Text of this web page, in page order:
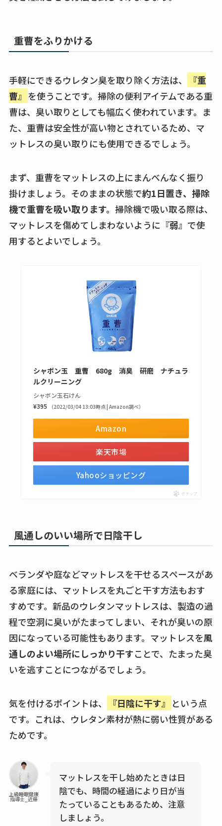
重曹をふりかける
手軽にできるウレタン臭を取り除く方法は、
『重
曹』 を使うことです。掃除の便利アイテムである重
曹は、臭い取りとしても幅広く使われています。ま
た、重曹は安全性が高い物とされているため、マ
ットレスの臭い取りにも使用できるでしょう。
まず、重曹をマットレスの上にまんべんなく振り
掛けましょう。そのままの状態で約1日置き、掃除
機で重曹を吸い取ります。 掃除機で吸い取る際は、
マットレスを傷めてしまわないように 『弱』 で使
用するとよいでしょう。
シャボン玉 重曹 680g 消臭 研磨 ナチュラ
ルクリーニング
シャボン玉石けん
¥395
（2022/03/04 13:03時点 | Amazon調べ）
Amazon
楽天市場
Yahooショッピング
ポチップ
風通しのいい場所で日陰干し
ベランダや庭などマットレスを干せるスペースがあ
る家庭には、マットレスを丸ごと干す方法もおす
すめです。新品のウレタンマットレスは、製造の過
程で空洞に臭いがたまってしまい、それが臭いの原
因になっている可能性もあります。マットレスを風
通しのよい場所にしっかり干すことで、たまった臭
いを逃すことにつながるでしょう。
気を付けるポイントは、 『日陰に干す』
という点
です。これは、ウレタン素材が熱に弱い性質がある
ためです。
上級睡眠健康
指導士_近藤
マットレスを干し始めたときは日
陰でも、時間の経過により日が当
たっていることもあるため、注意
しましょう。